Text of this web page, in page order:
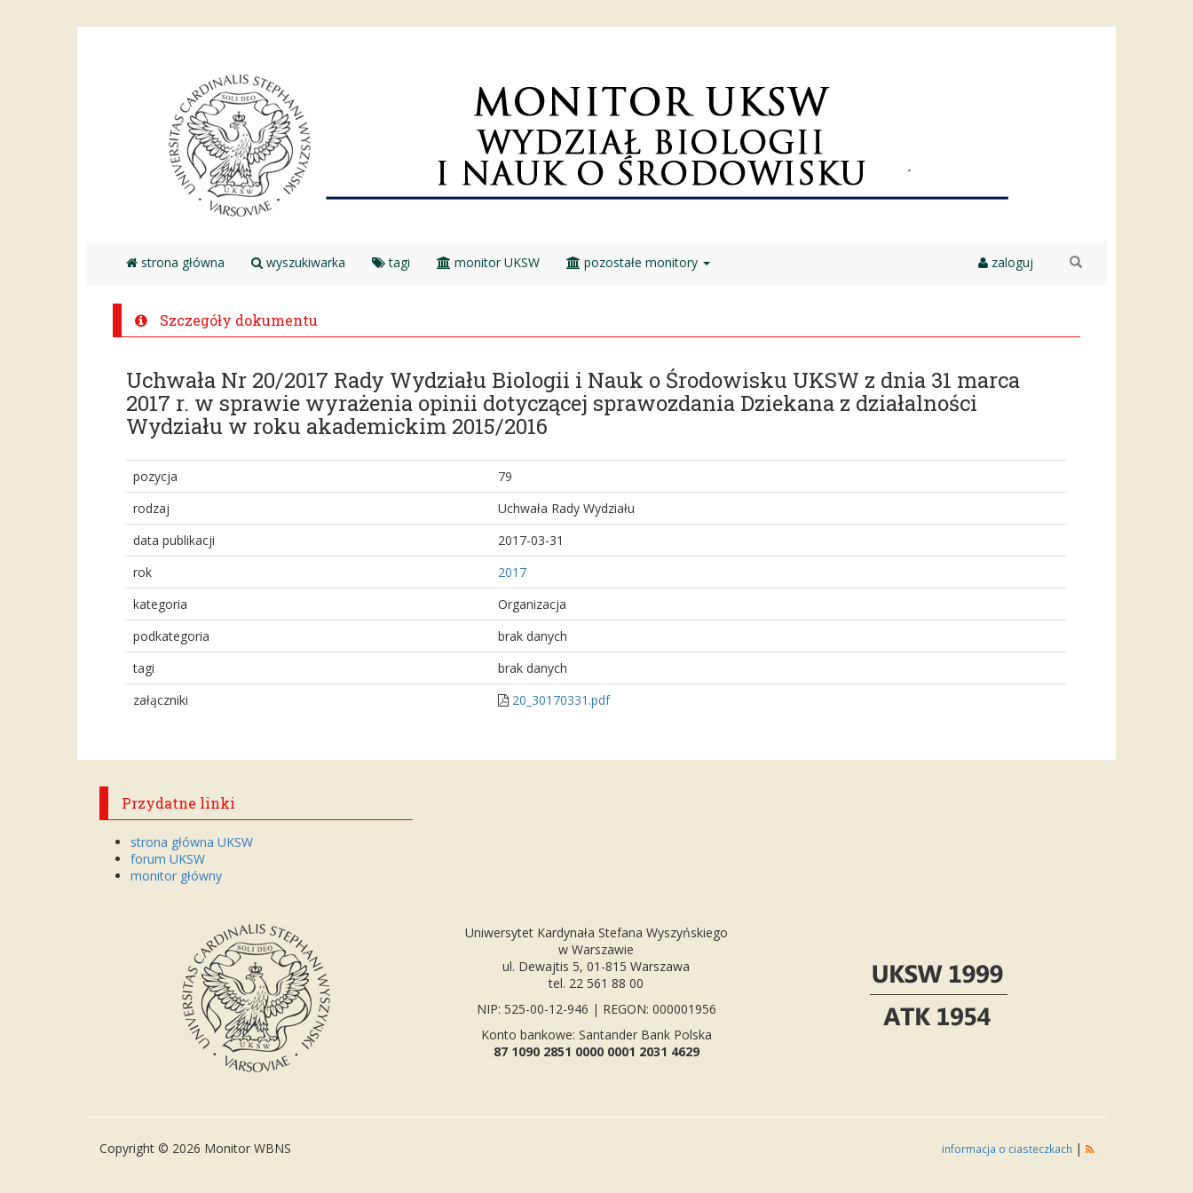
strona główna wyszukiwarka tagi monitor UKSW pozostałe monitory zaloguj
Szczegóły dokumentu
Uchwała Nr 20/2017 Rady Wydziału Biologii i Nauk o Środowisku UKSW z dnia 31 marca
2017 r. w sprawie wyrażenia opinii dotyczącej sprawozdania Dziekana z działalności
Wydziału w roku akademickim 2015/2016
pozycja
79
rodzaj
Uchwała Rady Wydziału
data publikacji
2017-03-31
rok
2017
kategoria
Organizacja
podkategoria
brak danych
tagi
brak danych
załączniki
20_30170331.pdf
Przydatne linki
strona główna UKSW
forum UKSW
monitor główny
Uniwersytet Kardynała Stefana Wyszyńskiego
w Warszawie
ul. Dewajtis 5, 01-815 Warszawa
tel. 22 561 88 00
NIP: 525-00-12-946 | REGON: 000001956
Konto bankowe: Santander Bank Polska
87 1090 2851 0000 0001 2031 4629
Copyright © 2026 Monitor WBNS informacja o ciasteczkach |